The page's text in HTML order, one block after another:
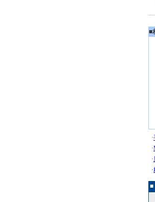
■
■